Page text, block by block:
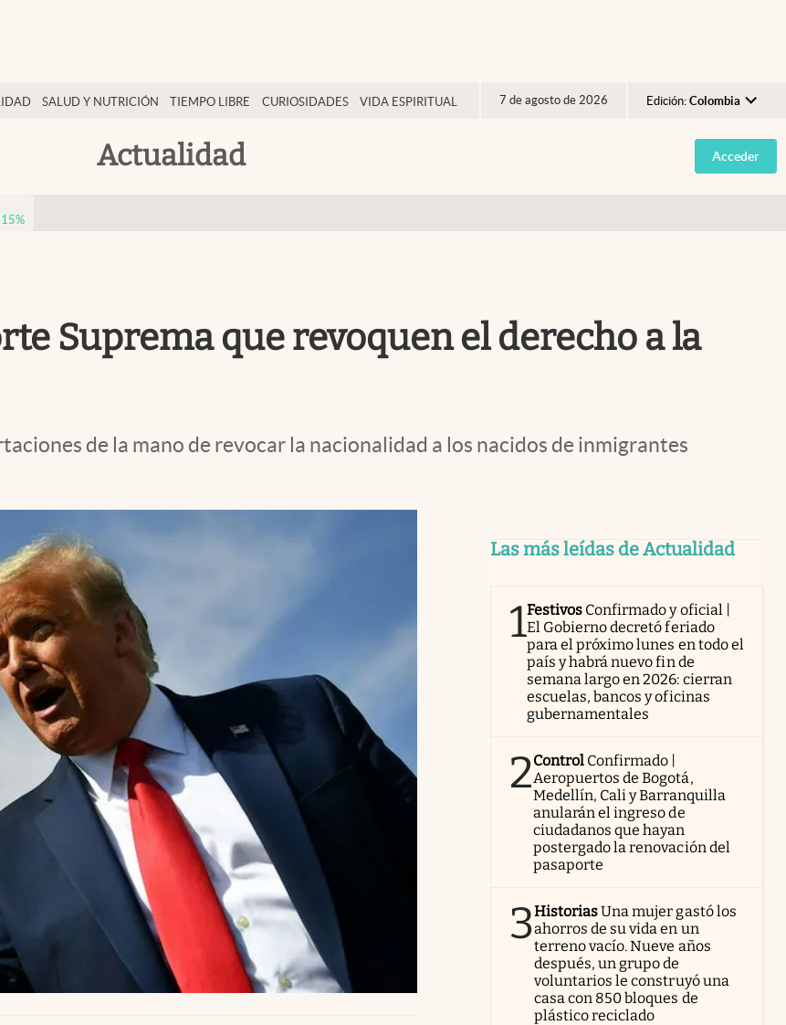
SALUD Y NUTRICIÓN TIEMPO LIBRE CURIOSIDADES VIDA ESPIRITUAL 7 de agosto de 2026 Edición: Colombia
Argentina
España
Actualidad Acceder
%
Suprema que revoquen el derecho a la
de la mano de revocar la nacionalidad a los nacidos de inmigrantes
Las más leídas de Actualidad
1Festivos Confirmado y oficial |
El Gobierno decretó feriado
para el próximo lunes en todo el
país y habrá nuevo fin de
semana largo en 2026: cierran
escuelas, bancos y oficinas
gubernamentales
2Control Confirmado |
Aeropuertos de Bogotá,
Medellín, Cali y Barranquilla
anularán el ingreso de
ciudadanos que hayan
postergado la renovación del
pasaporte
3HistoriasUna mujer gastó los
ahorros de su vida en un
terreno vacío. Nueve años
después, un grupo de
voluntarios le construyó una
casa con 850 bloques de
plástico reciclado